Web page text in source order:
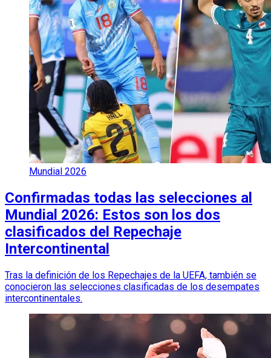
Mundial 2026
Confirmadas todas las selecciones al
Mundial 2026: Estos son los dos
clasificados del Repechaje
Intercontinental
Tras la definición de los Repechajes de la UEFA, también se
conocieron las selecciones clasificadas de los desempates
intercontinentales.